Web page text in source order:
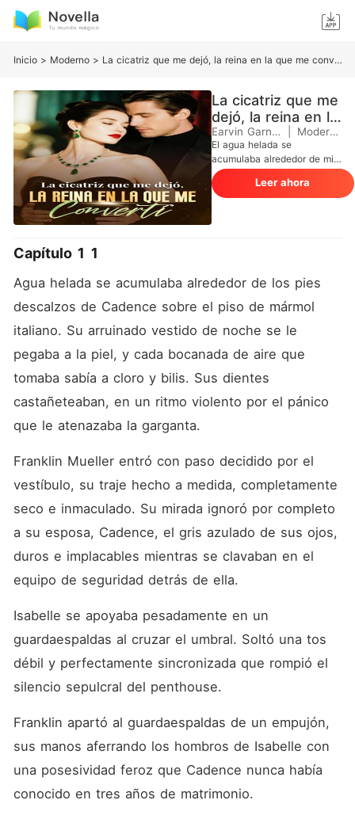
Inicio > Moderno > La cicatriz que me dejó, la reina en la que me convertí
La cicatriz que me
dejó, la reina en la
que me convertí
Earvin Garner Moderno
El agua helada se
acumulaba alrededor de mis
pies mientras mi vestido de
gala, ahora arruinado, se me
pegaba a la piel. Franklin, mi
esposo, entró en el
incidente en la piscina. "Tus
celos son una enfermedad,
Cadence", me espetó él con
una furia letal, acusándome
mujer que, según él, no
sabía nadar. Mientras me
humillaba frente a todo su
equipo y amenazaba con
triunfante. Durante tres años
de matrimonio, lo amé hasta
sangrar, soportando su
desprecio bajo la sombra de
su supuesta heroica historia
en el río Hudson. Pero
mientras ellos se refugiaban
en la suite de invitados, yo
recordé la oscuridad
asfixiante de aquel río
víctima que casi muere
me golpeó con una crueldad
insoportable, pero al ver la
mentira descarada de
Isabelle y la ceguera
dentro de mí se fracturó para
siempre. ¿Cómo podía él
llamar amor a esta
veneno? ¿Por qué mi
sacrificio constante valía
menos que una actuación
Leer ahora
Capítulo 1 1
Agua helada se acumulaba alrededor de los pies
descalzos de Cadence sobre el piso de mármol
italiano. Su arruinado vestido de noche se le
pegaba a la piel, y cada bocanada de aire que
tomaba sabía a cloro y bilis. Sus dientes
castañeteaban, en un ritmo violento por el pánico
que le atenazaba la garganta.
Franklin Mueller entró con paso decidido por el
vestíbulo, su traje hecho a medida, completamente
seco e inmaculado. Su mirada ignoró por completo
a su esposa, Cadence, el gris azulado de sus ojos,
duros e implacables mientras se clavaban en el
equipo de seguridad detrás de ella.
Isabelle se apoyaba pesadamente en un
guardaespaldas al cruzar el umbral. Soltó una tos
débil y perfectamente sincronizada que rompió el
silencio sepulcral del penthouse.
Franklin apartó al guardaespaldas de un empujón,
sus manos aferrando los hombros de Isabelle con
una posesividad feroz que Cadence nunca había
conocido en tres años de matrimonio.